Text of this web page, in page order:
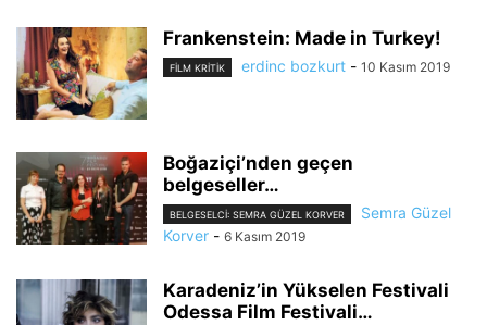
Frankenstein: Made in Turkey!
FILM KRITIK erdinc bozkurt - 10 Kasım 2019
Boğaziçi’nden geçen
belgeseller…
BELGESELCI: SEMRA GÜZEL KORVER
Semra Güzel
Korver - 6 Kasım 2019
Karadeniz’in Yükselen Festivali
Odessa Film Festivali…